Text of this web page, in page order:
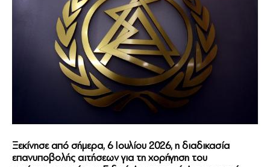
Ξεκίνησε από σήμερα, 6 Ιουλίου 2026, η διαδικασία
επανυποβολής αιτήσεων για τη χορήγηση του